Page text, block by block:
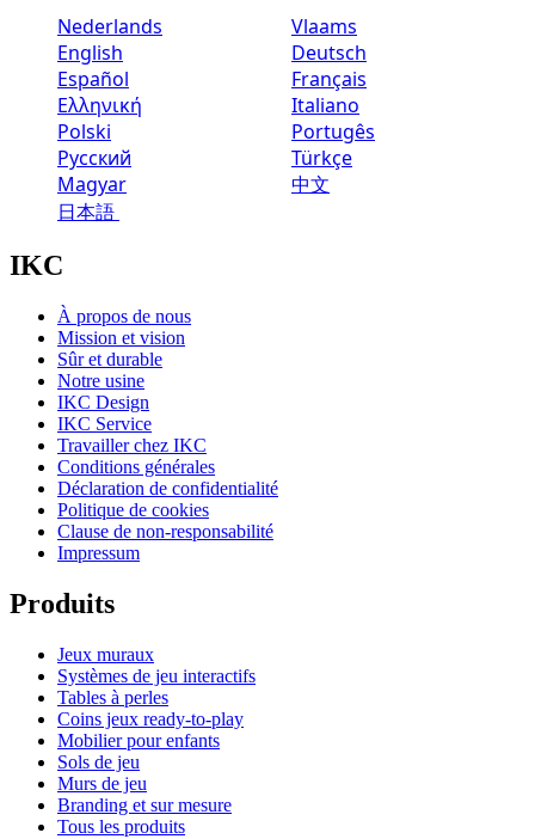
Nederlands
Vlaams
English
Deutsch
Español
Français
Ελληνική
Italiano
Polski
Portugês
Русский
Türkçe
Magyar
中文
日本語
IKC
À propos de nous
Mission et vision
Sûr et durable
Notre usine
IKC Design
IKC Service
Travailler chez IKC
Conditions générales
Déclaration de confidentialité
Politique de cookies
Clause de non-responsabilité
Impressum
Produits
Jeux muraux
Systèmes de jeu interactifs
Tables à perles
Coins jeux ready-to-play
Mobilier pour enfants
Sols de jeu
Murs de jeu
Branding et sur mesure
Tous les produits